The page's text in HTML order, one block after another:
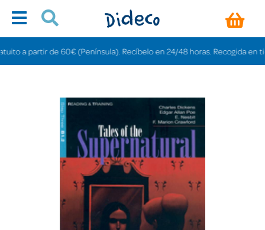
partir de 60€ (Península). Recíbelo en 24/48 horas. Recogida en